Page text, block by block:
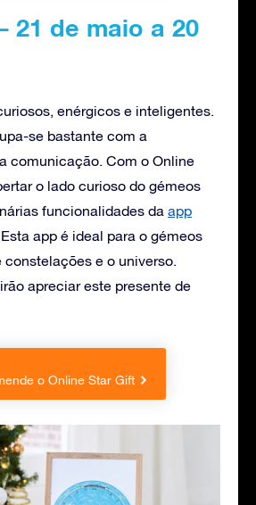
21 de maio a 20
enérgicos e inteligentes.
se bastante com a
comunicação. Com o Online
o lado curioso do gémeos
funcionalidades da app
app é ideal para o gémeos
constelações e o universo.
apreciar este presente de
o Online Star Gift